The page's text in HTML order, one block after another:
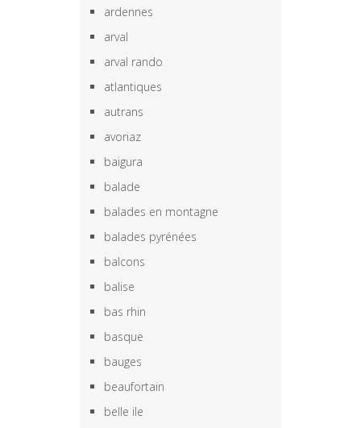
ardennes
arval
arval rando
atlantiques
autrans
avoriaz
baigura
balade
balades en montagne
balades pyrénées
balcons
balise
bas rhin
basque
bauges
beaufortain
belle ile